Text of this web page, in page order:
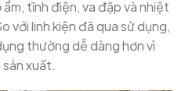
tĩnh điện, va đập và nhiệt
với linh kiện đã qua sử dụng,
thường dễ dàng hơn vì
xuất.